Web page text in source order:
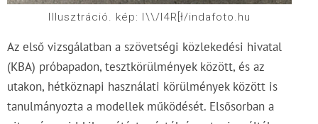
Illusztráció. kép: I\\/I4R[ł/indafoto.hu
Az első vizsgálatban a szövetségi közlekedési hivatal
(KBA) próbapadon, tesztkörülmények között, és az
utakon, hétköznapi használati körülmények között is
tanulmányozta a modellek működését. Elsősorban a